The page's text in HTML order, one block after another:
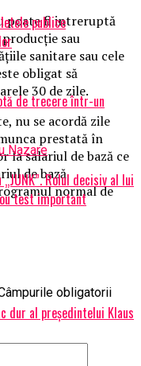
poate fi intreruptă
sau
sanitare sau cele
obligat să
30 de zile.
nu se acordă zile
prestată în
la salariul de bază ce
de bază
normal de
dur al președintelui Klaus
publice
de trecere într-un
Rolul decisiv al lui
test important
obligatorii